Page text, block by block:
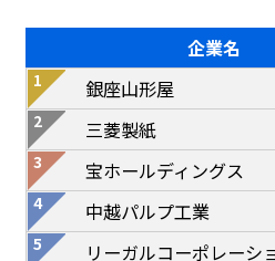
企業名
銀座山形屋
三菱製紙
宝ホールディングス
中越パルプ工業
リーガルコーポレーシ